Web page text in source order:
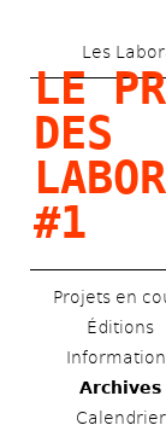
Les
LE
DES
#1
Projets en
Éditions
Archives
Calendrier